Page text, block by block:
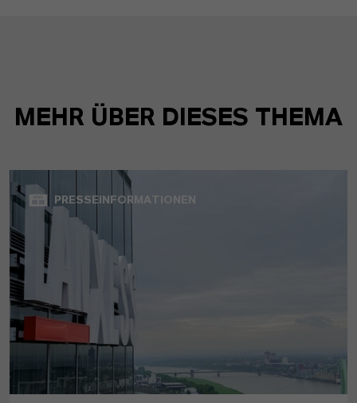
MEHR ÜBER DIESES THEMA
PRESSEINFORMATIONEN